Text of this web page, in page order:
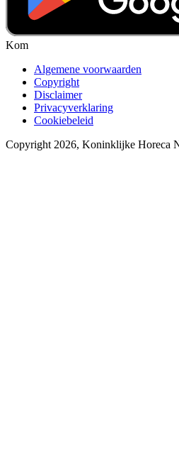
Kom
Algemene voorwaarden
Copyright
Disclaimer
Privacyverklaring
Cookiebeleid
Copyright 2026, Koninklijke Horeca